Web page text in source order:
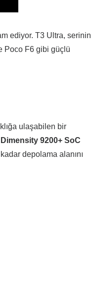
ediyor. T3 Ultra, serinin
Poco F6 gibi güçlü
ulaşabilen bir
Dimensity 9200+ SoC
kadar depolama alanını